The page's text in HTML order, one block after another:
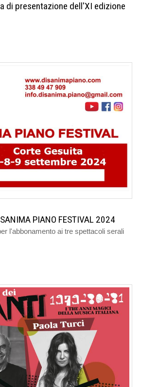
di presentazione dell'XI edizione
PIANO FESTIVAL 2024
l'abbonamento ai tre spettacoli serali